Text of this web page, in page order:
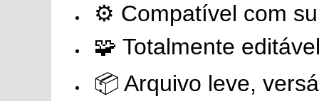
⚙️ Compatível com
🧩 Totalmente
📦 Arquivo leve,